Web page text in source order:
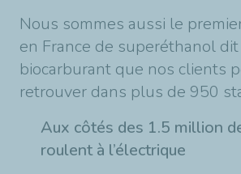
Nous sommes aussi le
en France de superéthanol dit
biocarburant que nos clients
retrouver dans plus de 950
Aux côtés des 1.5 million
roulent à l’électrique